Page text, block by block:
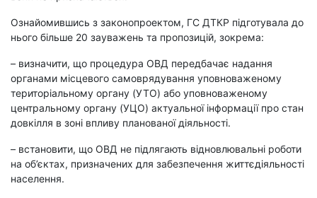
Ознайомившись з законопроектом, ГС ДТКР підготувала до
нього більше 20 зауважень та пропозицій, зокрема:
– визначити, що процедура ОВД передбачає надання
органами місцевого самоврядування уповноваженому
територіальному органу (УТО) або уповноваженому
центральному органу (УЦО) актуальноїінформації про стан
довкілля в зоні впливу планованої діяльності.
– встановити, що ОВД не підлягають відновлювальні роботи
на об’єктах, призначених для забезпечення життєдіяльності
населення.